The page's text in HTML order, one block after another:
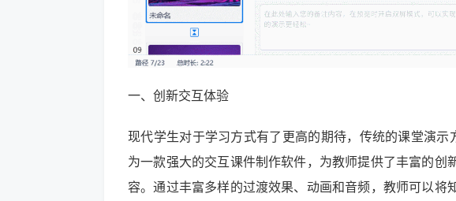
一、创新交互体验
现代学生对于学习方式有了更高的期待，传统的课堂演
为一款强大的交互课件制作软件，为教师提供了丰富的创
容。通过丰富多样的过渡效果、动画和音频，教师可以将